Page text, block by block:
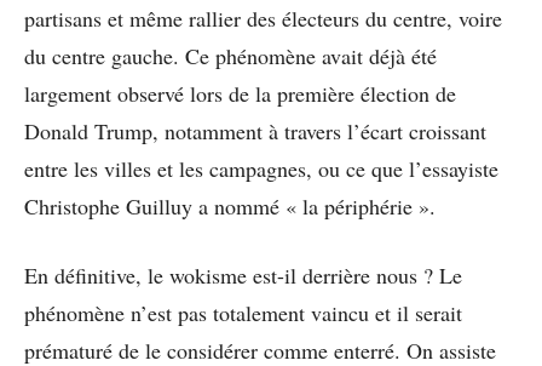
partisans et même rallier des électeurs du centre, voire
du centre gauche. Ce phénomène avait déjà été
largement observé lors de la première élection de
Donald Trump, notamment à travers l’écart croissant
entre les villes et les campagnes, ou ce que l’essayiste
Christophe Guilluy a nommé « la périphérie ».
En définitive, le wokisme est-il derrière nous ? Le
phénomène n’est pas totalement vaincu et il serait
prématuré de le considérer comme enterré. On assiste